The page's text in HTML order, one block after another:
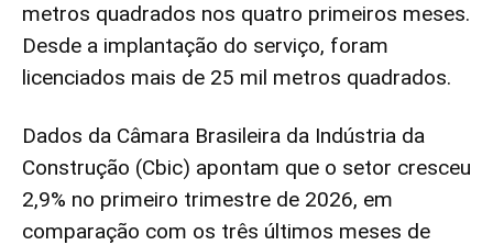
metros quadrados nos quatro primeiros meses.
Desde a implantação do serviço, foram
licenciados mais de 25 mil metros quadrados.
Dados da Câmara Brasileira da Indústria da
Construção (Cbic) apontam que o setor cresceu
2,9% no primeiro trimestre de 2026, em
comparação com os três últimos meses de